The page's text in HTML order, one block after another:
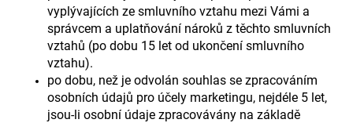
vyplývajících ze smluvního vztahu mezi Vámi a
správcem a uplatňování nároků z těchto smluvních
vztahů (po dobu 15 let od ukončení smluvního
vztahu).
po dobu, než je odvolán souhlas se zpracováním
osobních údajů pro účely marketingu, nejdéle 5 let,
jsou-li osobní údaje zpracovávány na základě